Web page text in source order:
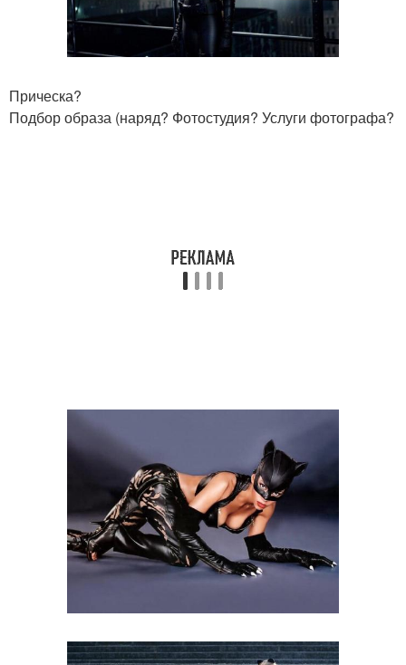
Прическа?
Подбор образа (наряд? Фотостудия? Услуги фотографа?